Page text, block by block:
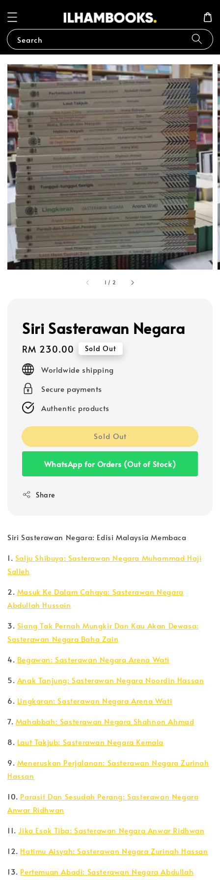
Search
1 / 2
Siri Sasterawan Negara
Regular
price
RM 230.00 Sold Out
Worldwide shipping
Secure payments
Authentic products
Sold Out
WhatsApp for Orders (Out of Stock)
Share
Siri Sasterawan Negara: Edisi Malaysia Membaca
1. Salju Shibuya: Sasterawan Negara Muhammad Haji
Salleh
2. Masuk Ke Dalam Cahaya: Sasterawan Negara
Abdullah Hussain
3. Siang Tak Pernah Mungkir Dan Kau Akan Dewasa:
Sasterawan Negara Baha Zain
4. Begawan: Sasterawan Negara Arena Wati
5. Anak Tanjung: Sasterawan Negara Noordin Hassan
6. Lingkaran: Sasterawan Negara Arena Wati
7. Mahabbah: Sasterawan Negara Shahnon Ahmad
8. Laut Takjub: Sasterawan Negara Kemala
9. Meneruskan Perjalanan: Sasterawan Negara Zurinah
Hassan
10. Parasit Dan Sesudah Perang: Sasterawan Negara
Anwar Ridhwan
11.Jika Esok Tiba: Sasterawan Negara Anwar Ridhwan
12. Hatimu Aisyah: Sasterawan Negara Zurinah Hassan
13. Pertemuan Abadi: Sasterawan Negara Abdullah